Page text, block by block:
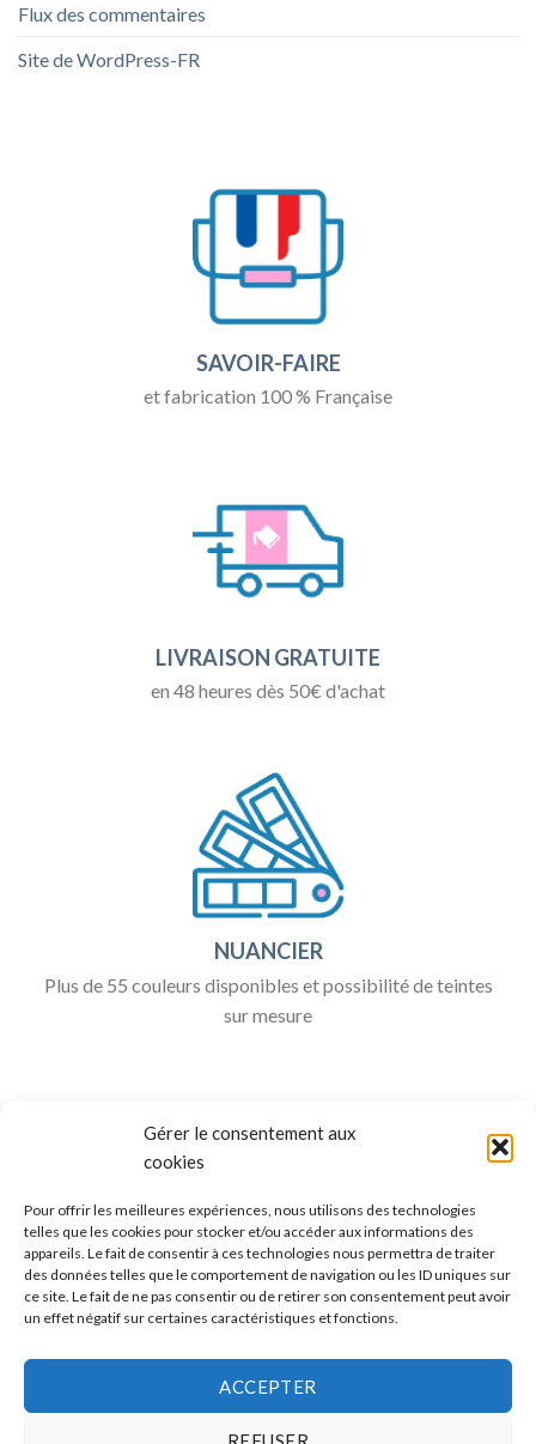
Gérer le consentement aux
cookies
Pour offrir les meilleures expériences, nous utilisons des technologies
telles que les cookies pour stocker et/ou accéder aux informations des
appareils. Le fait de consentir à ces technologies nous permettra de traiter
des données telles que le comportement de navigation ou les ID uniques sur
ce site. Le fait de ne pas consentir ou de retirer son consentement peut avoir
un effet négatif sur certaines caractéristiques et fonctions.
ACCEPTER
Flux des commentaires
Site de WordPress-FR
SAVOIR-FAIRE
et fabrication 100 % Française
LIVRAISON GRATUITE
en 48 heures dès 50€ d'achat
NUANCIER
Plus de 55 couleurs disponibles et possibilité de teintes
sur mesure
ALLO BOX DÉCO
Une question ?